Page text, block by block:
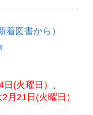
図書から）
日(火曜日） 、
2月21日(火曜日）